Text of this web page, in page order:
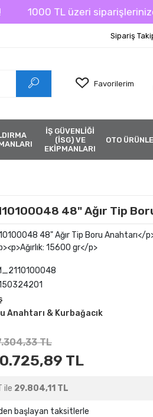
1000 TL üzeri siparişlerinizde
Sipariş
Favorilerim
İŞ GÜVENLİĞİ
(İSG) VE
EKİPMANLARI
OTO
48" Ağır Tip
48" Ağır Tip Boru Anahtarı</
15600 gr</p>
Anahtarı & Kurbağacık
TL
TL
ile 29.804,11 TL
başlayan taksitlerle